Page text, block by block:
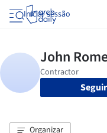
Iniciar sessão
Seguir
Organizar